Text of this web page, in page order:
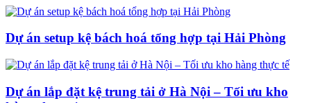
Dự án setup kệ bách hoá tổng hợp tại Hải Phòng
Dự án lắp đặt kệ trung tải ở Hà Nội – Tối ưu kho